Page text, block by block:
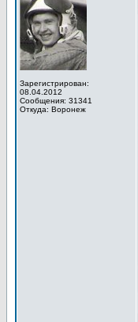
Зарегистрирован:
08.04.2012
Сообщения: 31341
Откуда: Воронеж